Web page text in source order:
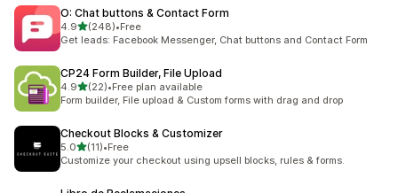
O: Chat buttons & Contact Form
4.9เต็ม 5 ดาว
(248)
ทั้งหมด 248 รีวิว
•Free
Get leads: Facebook Messenger, Chat buttons and Contact Form
CP24 Form Builder, File Upload
4.9เต็ม 5 ดาว
(22)
ทั้งหมด 22 รีวิว
•Free plan available
Form builder, File upload & Custom forms with drag and drop
Checkout Blocks & Customizer
5.0เต็ม 5 ดาว
(11)
ทั้งหมด 11 รีวิว
•Free
Customize your checkout using upsell blocks, rules & forms.